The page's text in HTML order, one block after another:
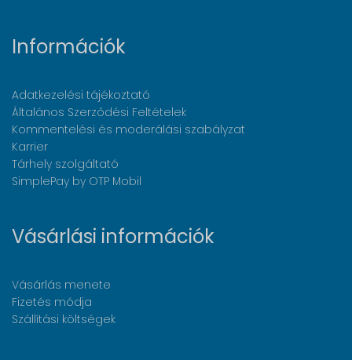
Információk
Adatkezelési tájékoztató
Általános Szerződési Feltételek
Kommentelési és moderálási szabályzat
Karrier
Tárhely szolgáltató
SimplePay by OTP Mobil
Vásárlási információk
Vásárlás menete
Fizetés módja
Szállítási költségek